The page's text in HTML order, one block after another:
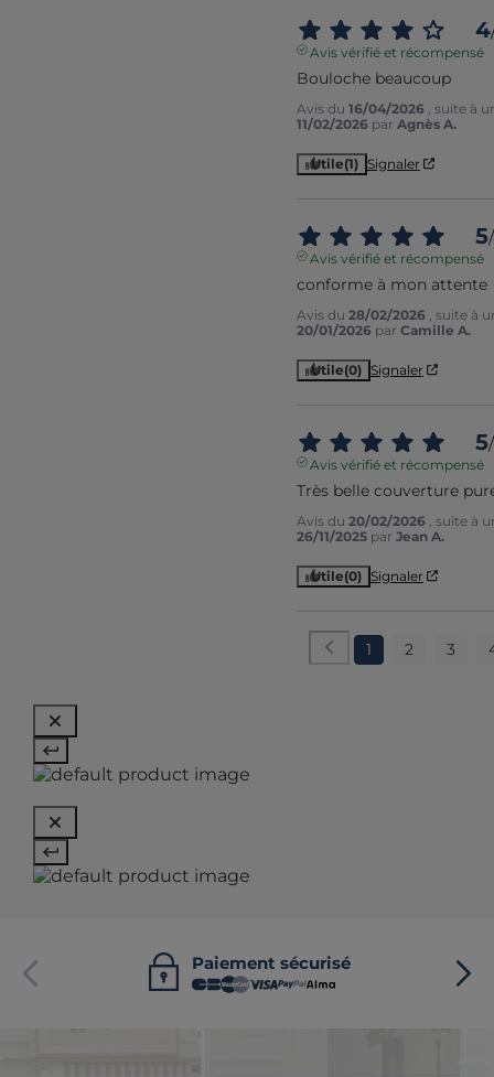
4
Avis vérifié et récompensé
Bouloche beaucoup
Avis du 16/04/2026
, suite à
11/02/2026 par Agnès A.
Utile(1) Signaler
5/
Avis vérifié et récompensé
conforme à mon attente
Avis du 28/02/2026
, suite à
20/01/2026 par Camille A.
Utile(0) Signaler
5/
Avis vérifié et récompensé
Très belle couverture
Avis du 20/02/2026
, suite à
26/11/2025 par Jean A.
Utile(0) Signaler
1 2 3
Paiement sécurisé